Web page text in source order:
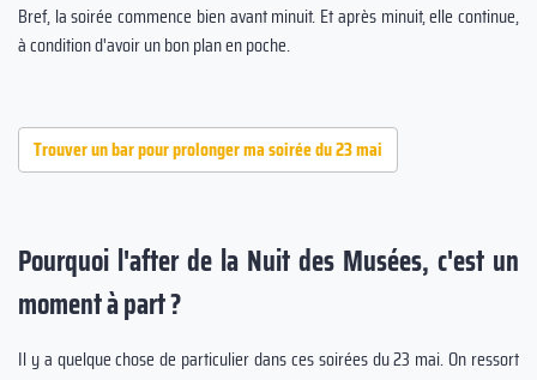
Bref, la soirée commence bien avant minuit. Et après minuit, elle continue,
à condition d'avoir un bon plan en poche.
Trouver un bar pour prolonger ma soirée du 23 mai
Pourquoi l'after de la Nuit des Musées, c'est un
moment à part ?
Il y a quelque chose de particulier dans ces soirées du 23 mai. On ressort